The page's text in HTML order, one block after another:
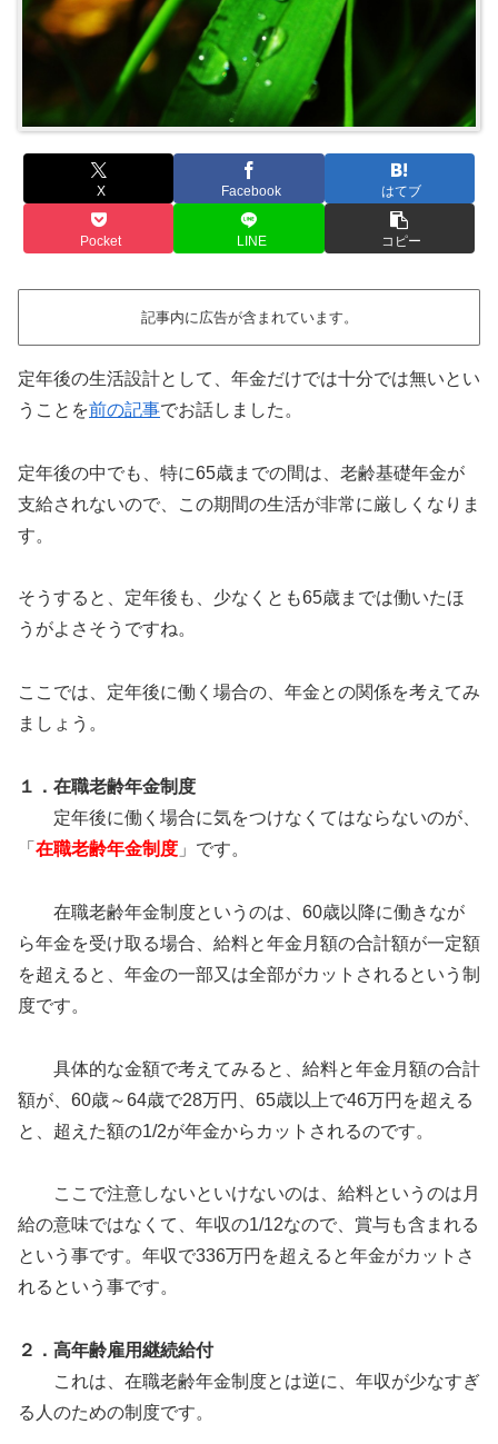
X Facebook はてブ
Pocket LINE コピー
記事内に広告が含まれています。
定年後の生活設計として、年金だけでは十分では無いとい
うことを前の記事でお話しました。
定年後の中でも、特に65歳までの間は、老齢基礎年金が
支給されないので、この期間の生活が非常に厳しくなりま
す。
そうすると、定年後も、少なくとも65歳までは働いたほ
うがよさそうですね。
ここでは、定年後に働く場合の、年金との関係を考えてみ
ましょう。
１．在職老齢年金制度
定年後に働く場合に気をつけなくてはならないのが、
「 在職老齢年金制度 」です。
在職老齢年金制度というのは、60歳以降に働きなが
ら年金を受け取る場合、給料と年金月額の合計額が一定額
を超えると、年金の一部又は全部がカットされるという制
度です。
具体的な金額で考えてみると、給料と年金月額の合計
額が、60歳～64歳で28万円、65歳以上で46万円を超える
と、超えた額の1/2が年金からカットされるのです。
ここで注意しないといけないのは、給料というのは月
給の意味ではなくて、年収の1/12なので、賞与も含まれる
という事です。年収で336万円を超えると年金がカットさ
れるという事です。
２．高年齢雇用継続給付
これは、在職老齢年金制度とは逆に、年収が少なすぎ
る人のための制度です。